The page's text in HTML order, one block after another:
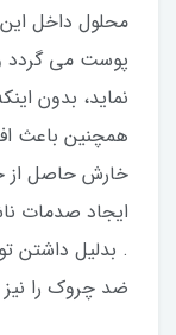
محلول داخل
پوست می گردد
نماید، بدون
همچنین باعث
خارش حاصل از
ایجاد صدمات
. بدلیل داشتن
ضد چروک را